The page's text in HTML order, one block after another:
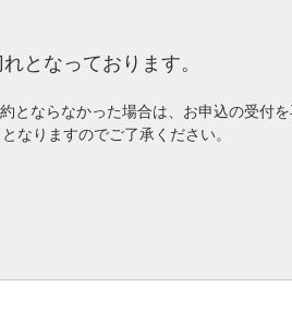
となっております。
とならなかった場合は、お申込の受付を
なりますのでご了承ください。